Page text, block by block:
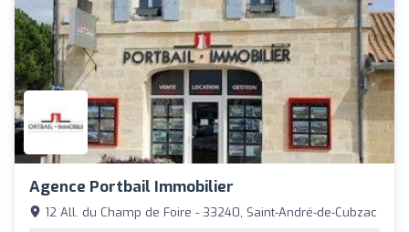
Agence Portbail Immobilier
12 All. du Champ de Foire - 33240, Saint-André-de-Cubzac